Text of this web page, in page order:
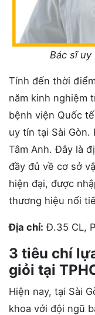
Bác sĩ
Tính đến thời
năm kinh nghiệm
bệnh viện Quốc
uy tín tại Sài Gòn.
Tâm Anh. Đây là
đầy đủ về cơ sở
hiện đại, được
thương hiệu nổi
Địa chỉ: Đ.35 CL,
3 tiêu chí
giỏi tại
Hiện nay, tại Sài
khoa với đội ngũ